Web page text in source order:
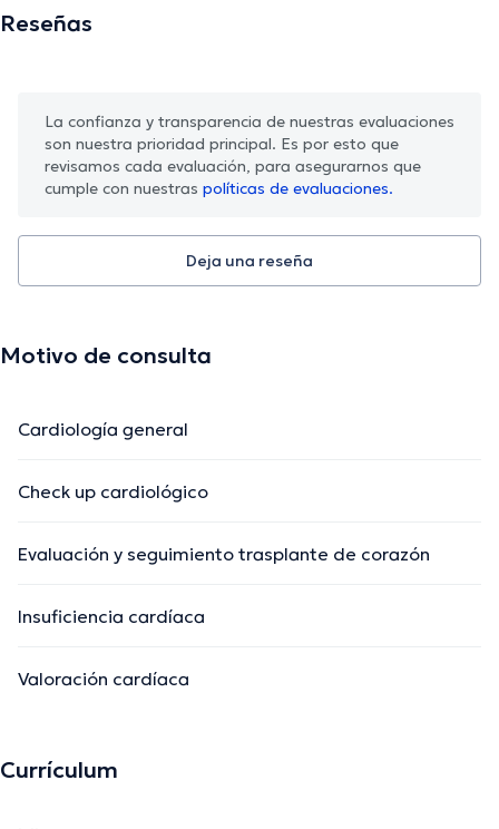
Reseñas
La confianza y transparencia de nuestras evaluaciones
son nuestra prioridad principal. Es por esto que
revisamos cada evaluación, para asegurarnos que
cumple con nuestras políticas de evaluaciones.
Deja una reseña
Motivo de consulta
Cardiología general
Check up cardiológico
Evaluación y seguimiento trasplante de corazón
Insuficiencia cardíaca
Valoración cardíaca
Currículum